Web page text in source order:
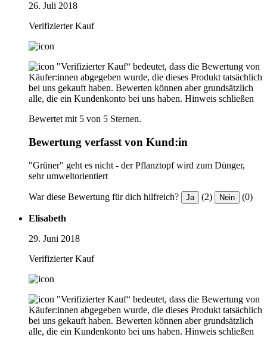
26. Juli 2018
Verifizierter Kauf
"Verifizierter Kauf“ bedeutet, dass die Bewertung von
Käufer:innen abgegeben wurde, die dieses Produkt tatsächlich
bei uns gekauft haben. Bewerten können aber grundsätzlich
alle, die ein Kundenkonto bei uns haben. Hinweis schließen
Bewertet mit 5 von 5 Sternen.
Bewertung verfasst von Kund:in
"Grüner" geht es nicht - der Pflanztopf wird zum Dünger,
sehr umweltorientiert
War diese Bewertung für dich hilfreich? Ja (2) Nein (0)
Elisabeth
29. Juni 2018
Verifizierter Kauf
"Verifizierter Kauf“ bedeutet, dass die Bewertung von
Käufer:innen abgegeben wurde, die dieses Produkt tatsächlich
bei uns gekauft haben. Bewerten können aber grundsätzlich
alle, die ein Kundenkonto bei uns haben. Hinweis schließen